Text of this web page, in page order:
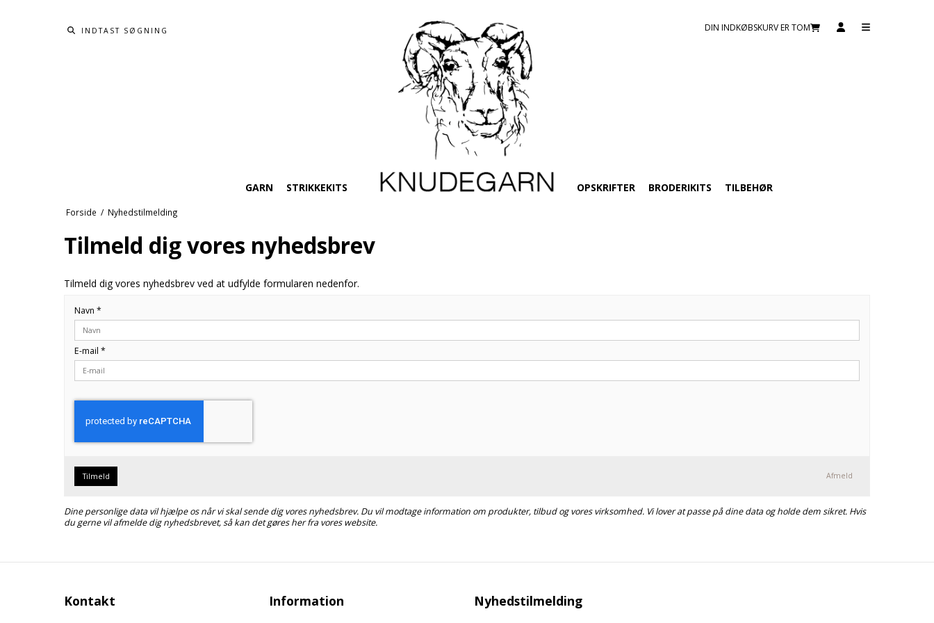
GARN STRIKKEKITS
DIN INDKØBSKURV ER TOM
OPSKRIFTER BRODERIKITS TILBEHØR
Forside / Nyhedstilmelding
Tilmeld dig vores nyhedsbrev
Tilmeld dig vores nyhedsbrev ved at udfylde formularen nedenfor.
Navn *
E-mail *
Tilmeld Afmeld
Dine personlige data vil hjælpe os når vi skal sende dig vores nyhedsbrev. Du vil modtage information om produkter, tilbud og vores virksomhed. Vi lover at passe på dine data og holde dem sikret. Hvis
du gerne vil afmelde dig nyhedsbrevet, så kan det gøres her fra vores website.
Kontakt Information Nyhedstilmelding